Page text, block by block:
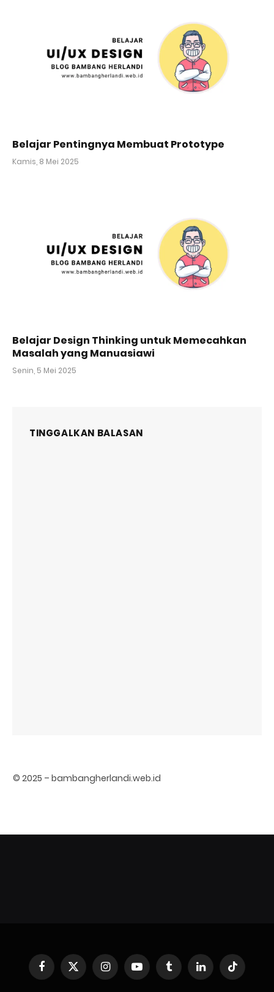
Belajar Pentingnya Membuat Prototype
Kamis, 8 Mei 2025
Belajar Design Thinking untuk Memecahkan
Masalah yang Manuasiawi
Senin, 5 Mei 2025
TINGGALKAN BALASAN
© 2025 – bambangherlandi.web.id
Facebook
X
(Twitter)
InstagramYouTubeTumblr LinkedInTikTok